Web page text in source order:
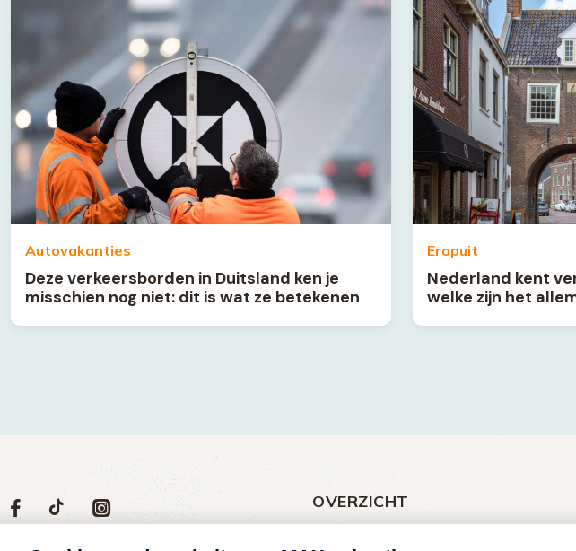
Autovakanties
Deze verkeersborden in Duitsland ken je
misschien nog niet: dit is wat ze betekenen
Eropuit
Nederland kent
welke zijn het
Volg
ons
Social
media
Volg
Volg
Volg
OVERZICHT